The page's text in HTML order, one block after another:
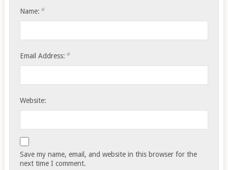
Name: *
Email Address: *
Website:
Save my name, email, and website in this browser for the
next time I comment.